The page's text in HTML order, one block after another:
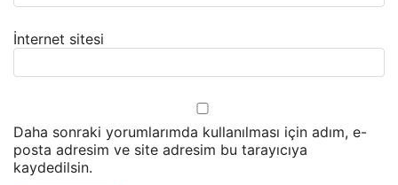
İnternet sitesi
Daha sonraki yorumlarımda kullanılması için adım, e-
posta adresim ve site adresim bu tarayıcıya
kaydedilsin.